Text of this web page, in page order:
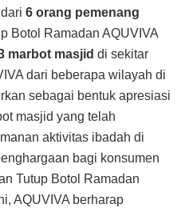
6 orang pemenang
Botol Ramadan AQUVIVA
marbot masjid di sekitar
dari beberapa wilayah di
sebagai bentuk apresiasi
masjid yang telah
aktivitas ibadah di
bagi konsumen
Tutup Botol Ramadan
AQUVIVA berharap